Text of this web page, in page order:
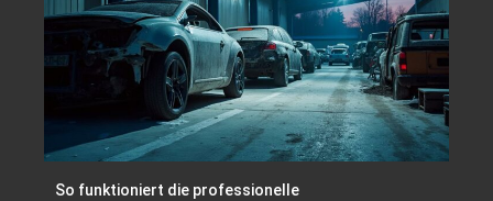
So funktioniert die professionelle